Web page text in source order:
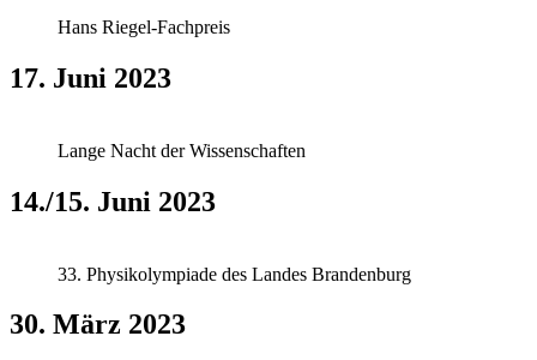
Hans Riegel-Fachpreis
17. Juni 2023
Lange Nacht der Wissenschaften
14./15. Juni 2023
33. Physikolympiade des Landes Brandenburg
30. März 2023